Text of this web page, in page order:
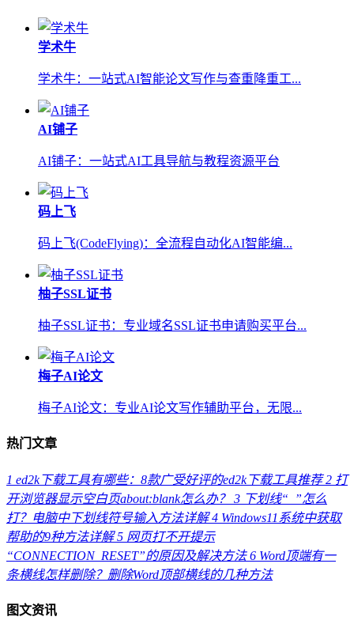
学术牛
学术牛：一站式AI智能论文写作与查重降重工...
AI铺子
AI铺子：一站式AI工具导航与教程资源平台
码上飞
码上飞(CodeFlying)：全流程自动化AI智能编...
柚子SSL证书
柚子SSL证书：专业域名SSL证书申请购买平台...
梅子AI论文
梅子AI论文：专业AI论文写作辅助平台，无限...
热门文章
1 ed2k下载工具有哪些：8款广受好评的ed2k下载工具推荐 2 打
开浏览器显示空白页about:blank怎么办？ 3 下划线“_”怎么
打？电脑中下划线符号输入方法详解 4 Windows11系统中获取
帮助的9种方法详解 5 网页打不开提示
“CONNECTION_RESET”的原因及解决方法 6 Word顶端有一
条横线怎样删除？删除Word顶部横线的几种方法
图文资讯